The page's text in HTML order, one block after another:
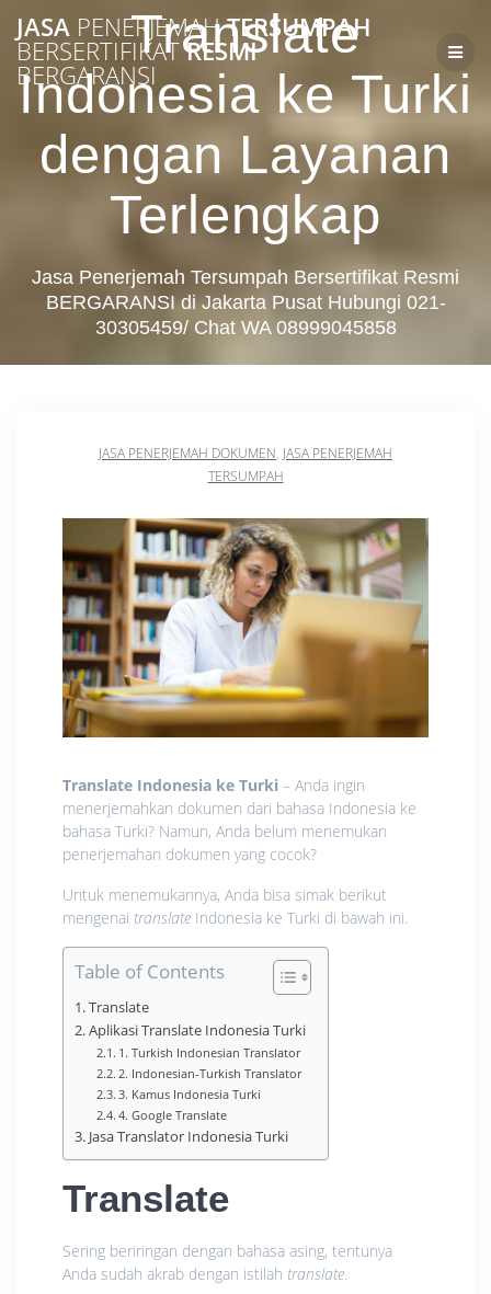
to
content
JASA PENERJEMAHTERSUMPAH
BERSERTIFIKATRESMI
BERGARANSI
Translate
Indonesia ke Turki
dengan Layanan
Terlengkap
Jasa Penerjemah Tersumpah Bersertifikat Resmi
BERGARANSI di Jakarta Pusat Hubungi 021-
30305459/ Chat WA 08999045858
JASA PENERJEMAH DOKUMEN, JASA PENERJEMAH
TERSUMPAH
Translate Indonesia ke Turki – Anda ingin
menerjemahkan dokumen dari bahasa Indonesia ke
bahasa Turki? Namun, Anda belum menemukan
penerjemahan dokumen yang cocok?
Untuk menemukannya, Anda bisa simak berikut
mengenai translate Indonesia ke Turki di bawah ini.
Table of Contents
Translate
Aplikasi Translate Indonesia Turki
1. Turkish Indonesian Translator
2. Indonesian-Turkish Translator
3. Kamus Indonesia Turki
4. Google Translate
Jasa Translator Indonesia Turki
Translate
Sering beriringan dengan bahasa asing, tentunya
Anda sudah akrab dengan istilah translate.